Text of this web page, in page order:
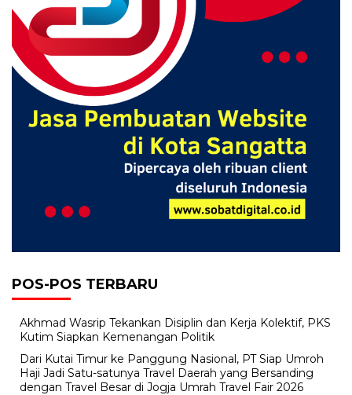
POS-POS TERBARU
Akhmad Wasrip Tekankan Disiplin dan Kerja Kolektif, PKS
Kutim Siapkan Kemenangan Politik
Dari Kutai Timur ke Panggung Nasional, PT Siap Umroh
Haji Jadi Satu-satunya Travel Daerah yang Bersanding
dengan Travel Besar di Jogja Umrah Travel Fair 2026